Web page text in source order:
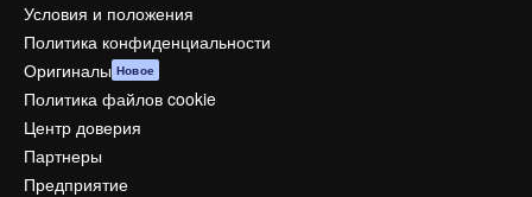
Условия и положения
Политика конфиденциальности
Оригиналы Новое
Политика файлов cookie
Центр доверия
Партнеры
Предприятие